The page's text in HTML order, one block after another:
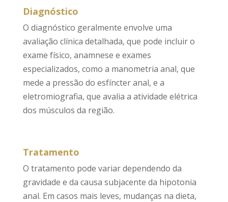
Diagnóstico
O diagnóstico geralmente envolve uma
avaliação clínica detalhada, que pode incluir o
exame físico, anamnese e exames
especializados, como a manometria anal, que
mede a pressão do esfíncter anal, e a
eletromiografia, que avalia a atividade elétrica
dos músculos da região.
Tratamento
O tratamento pode variar dependendo da
gravidade e da causa subjacente da hipotonia
anal. Em casos mais leves, mudanças na dieta,